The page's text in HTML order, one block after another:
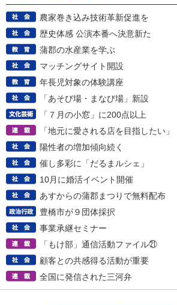
農家巻き込み技術革新促進を
歴史体感 公演本番へ決意新た
蒲郡の水産業を学ぶ
マッチングサイト開設
年長児対象の体験講座
「あそび場・まなび場」新設
「７月の小窓」に200点以上
「地元に愛される店を目指したい」
陽性者の増加傾向続く
催し多彩に「だるまルシェ」
10月に婚活イベント開催
あすからの蒲郡まつりで無料配布
豊橋市が９団体採択
事業承継セミナー
「もけ部」通信活動ファイル㉑
顧客との共感得る活動が重要
全国に発信された三河弁